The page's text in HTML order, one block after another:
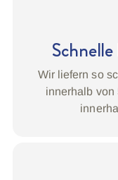
Wir liefern so
innerhalb von